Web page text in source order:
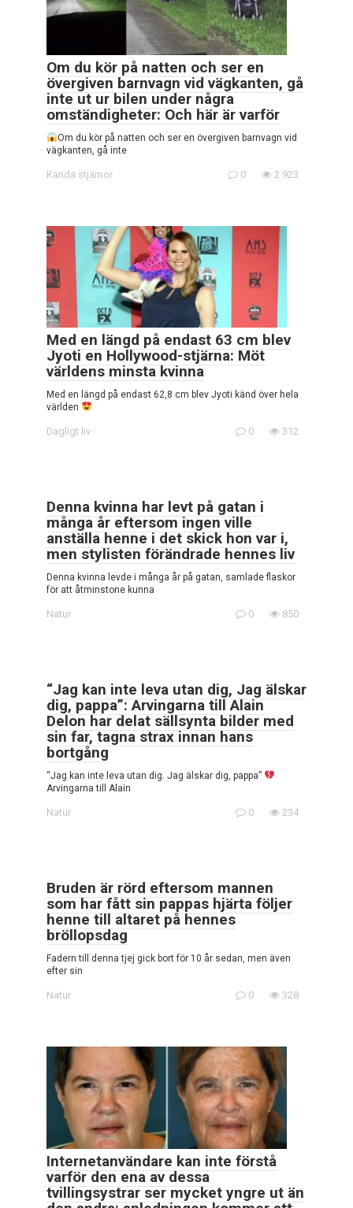
Om du kör på natten och ser en
övergiven barnvagn vid vägkanten, gå
inte ut ur bilen under några
omständigheter: Och här är varför
Om du kör på natten och ser en övergiven barnvagn vid
vägkanten, gå inte
Kända stjärnor 0 2 923
Med en längd på endast 63 cm blev
Jyoti en Hollywood-stjärna: Möt
världens minsta kvinna
Med en längd på endast 62,8 cm blev Jyoti känd över hela
världen
Dagligt liv 0 312
Denna kvinna har levt på gatan i
många år eftersom ingen ville
anställa henne i det skick hon var i,
men stylisten förändrade hennes liv
Denna kvinna levde i många år på gatan, samlade flaskor
för att åtminstone kunna
Natur 0 850
“Jag kan inte leva utan dig, Jag älskar
dig, pappa”: Arvingarna till Alain
Delon har delat sällsynta bilder med
sin far, tagna strax innan hans
bortgång
“Jag kan inte leva utan dig. Jag älskar dig, pappa”
Arvingarna till Alain
Natur 0 234
Bruden är rörd eftersom mannen
som har fått sin pappas hjärta följer
henne till altaret på hennes
bröllopsdag
Fadern till denna tjej gick bort för 10 år sedan, men även
efter sin
Natur 0 328
Internetanvändare kan inte förstå
varför den ena av dessa
tvillingsystrar ser mycket yngre ut än